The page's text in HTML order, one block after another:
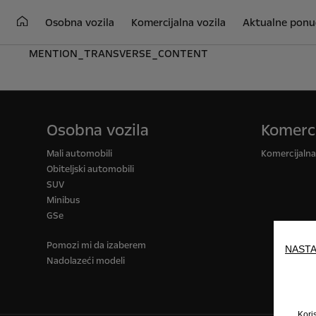
Osobna vozila Komercijalna vozila Aktualne
MENTION_TRANSVERSE_CONTENT
Osobna vozila
Mali automobili
Obiteljski automobili
SUV
Minibus
GSe
Pomozi mi da izaberem
Nadolazeći modeli